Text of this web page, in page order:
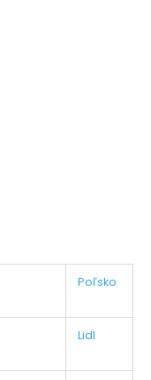
Poľsko
Lidl